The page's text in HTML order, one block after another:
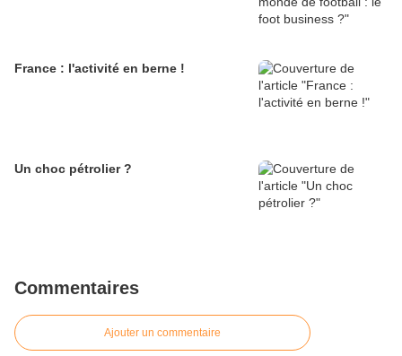
France : l'activité en berne !
Un choc pétrolier ?
Commentaires
Ajouter un commentaire